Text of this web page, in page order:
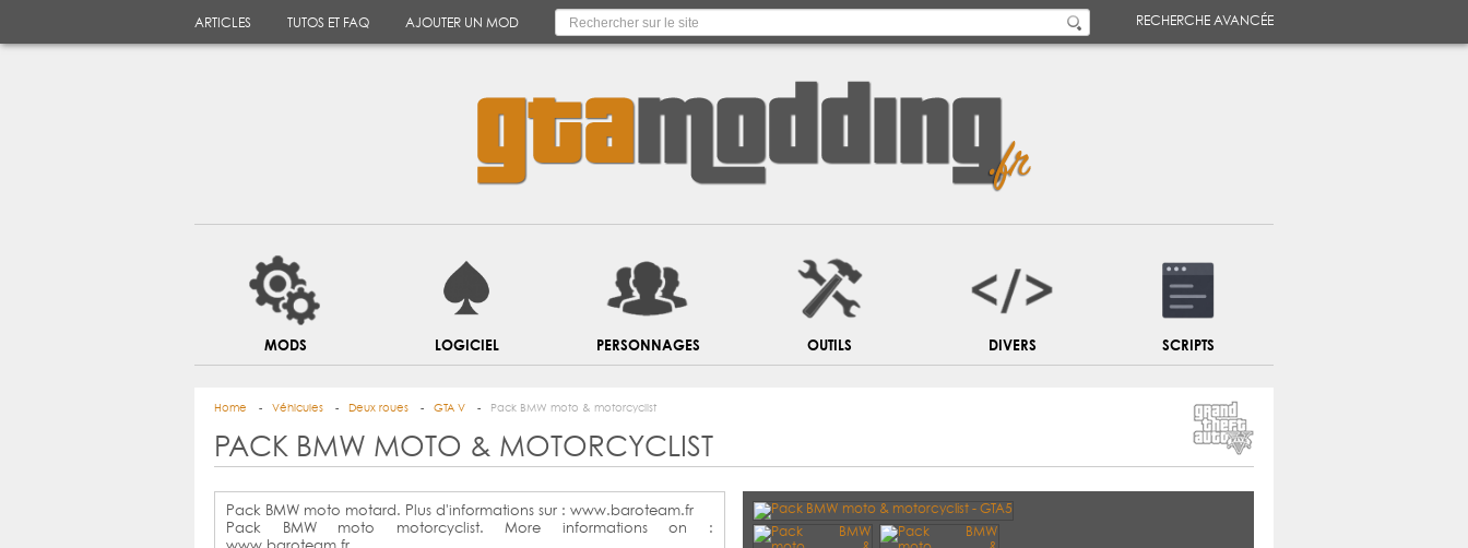
ARTICLES TUTOS ET FAQ AJOUTER UN MOD RECHERCHE AVANCÉE
MODS LOGICIEL PERSONNAGES OUTILS DIVERS SCRIPTS
Home Véhicules Deux roues GTA V Pack BMW moto & motorcyclist
PACK BMW MOTO & MOTORCYCLIST
Pack BMW moto motard. Plus d'informations sur : www.baroteam.fr
Pack BMW moto motorcyclist. More informations on :